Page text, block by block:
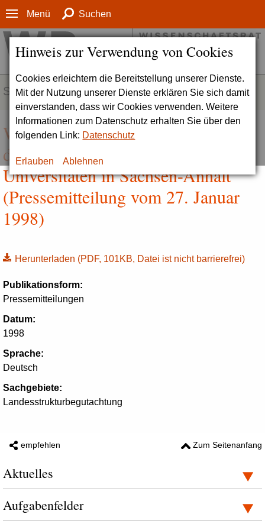
Hinweis zur Verwendung von Cookies
Cookies erleichtern die Bereitstellung unserer Dienste.
Mit der Nutzung unserer Dienste erklären Sie sich damit
einverstanden, dass wir Cookies verwenden. Weitere
Informationen zum Datenschutz erhalten Sie über den
folgenden Link: Datenschutz
Erlauben Ablehnen
Menü Suchen
SERVICE
Wissenschaftsrat würdigt Stärkung
der Naturwissenschaften an den
Universitäten in Sachsen-Anhalt
(Pressemitteilung vom 27. Januar
1998)
Herunterladen (PDF, 101KB, Datei ist nicht barrierefrei)
Publikationsform:
Pressemitteilungen
Datum:
1998
Sprache:
Deutsch
Sachgebiete:
Landesstrukturbegutachtung
empfehlen Zum Seitenanfang
Aktuelles
Aufgabenfelder